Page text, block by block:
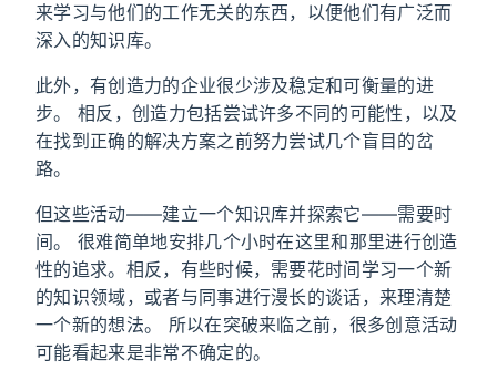
来学习与他们的工作无关的东西，以便他们有广泛而
深入的知识库。
此外，有创造力的企业很少涉及稳定和可衡量的进
步。 相反，创造力包括尝试许多不同的可能性，以及
在找到正确的解决方案之前努力尝试几个盲目的岔
路。
但这些活动——建立一个知识库并探索它——需要时
间。 很难简单地安排几个小时在这里和那里进行创造
性的追求。相反，有些时候，需要花时间学习一个新
的知识领域，或者与同事进行漫长的谈话，来理清楚
一个新的想法。 所以在突破来临之前，很多创意活动
可能看起来是非常不确定的。